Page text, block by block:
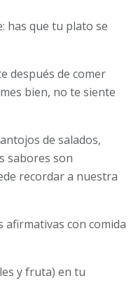
has que tu plato se
después de comer
bien, no te siente
de salados,
sabores son
recordar a nuestra
afirmativas con comida
y fruta) en tu